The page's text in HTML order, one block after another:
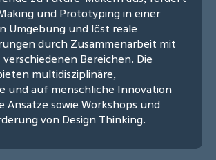
und Prototyping in einer
Umgebung und löst reale
durch Zusammenarbeit mit
Bereichen. Die
multidisziplinäre,
und auf menschliche Innovation
Ansätze sowie Workshops und
von Design Thinking.